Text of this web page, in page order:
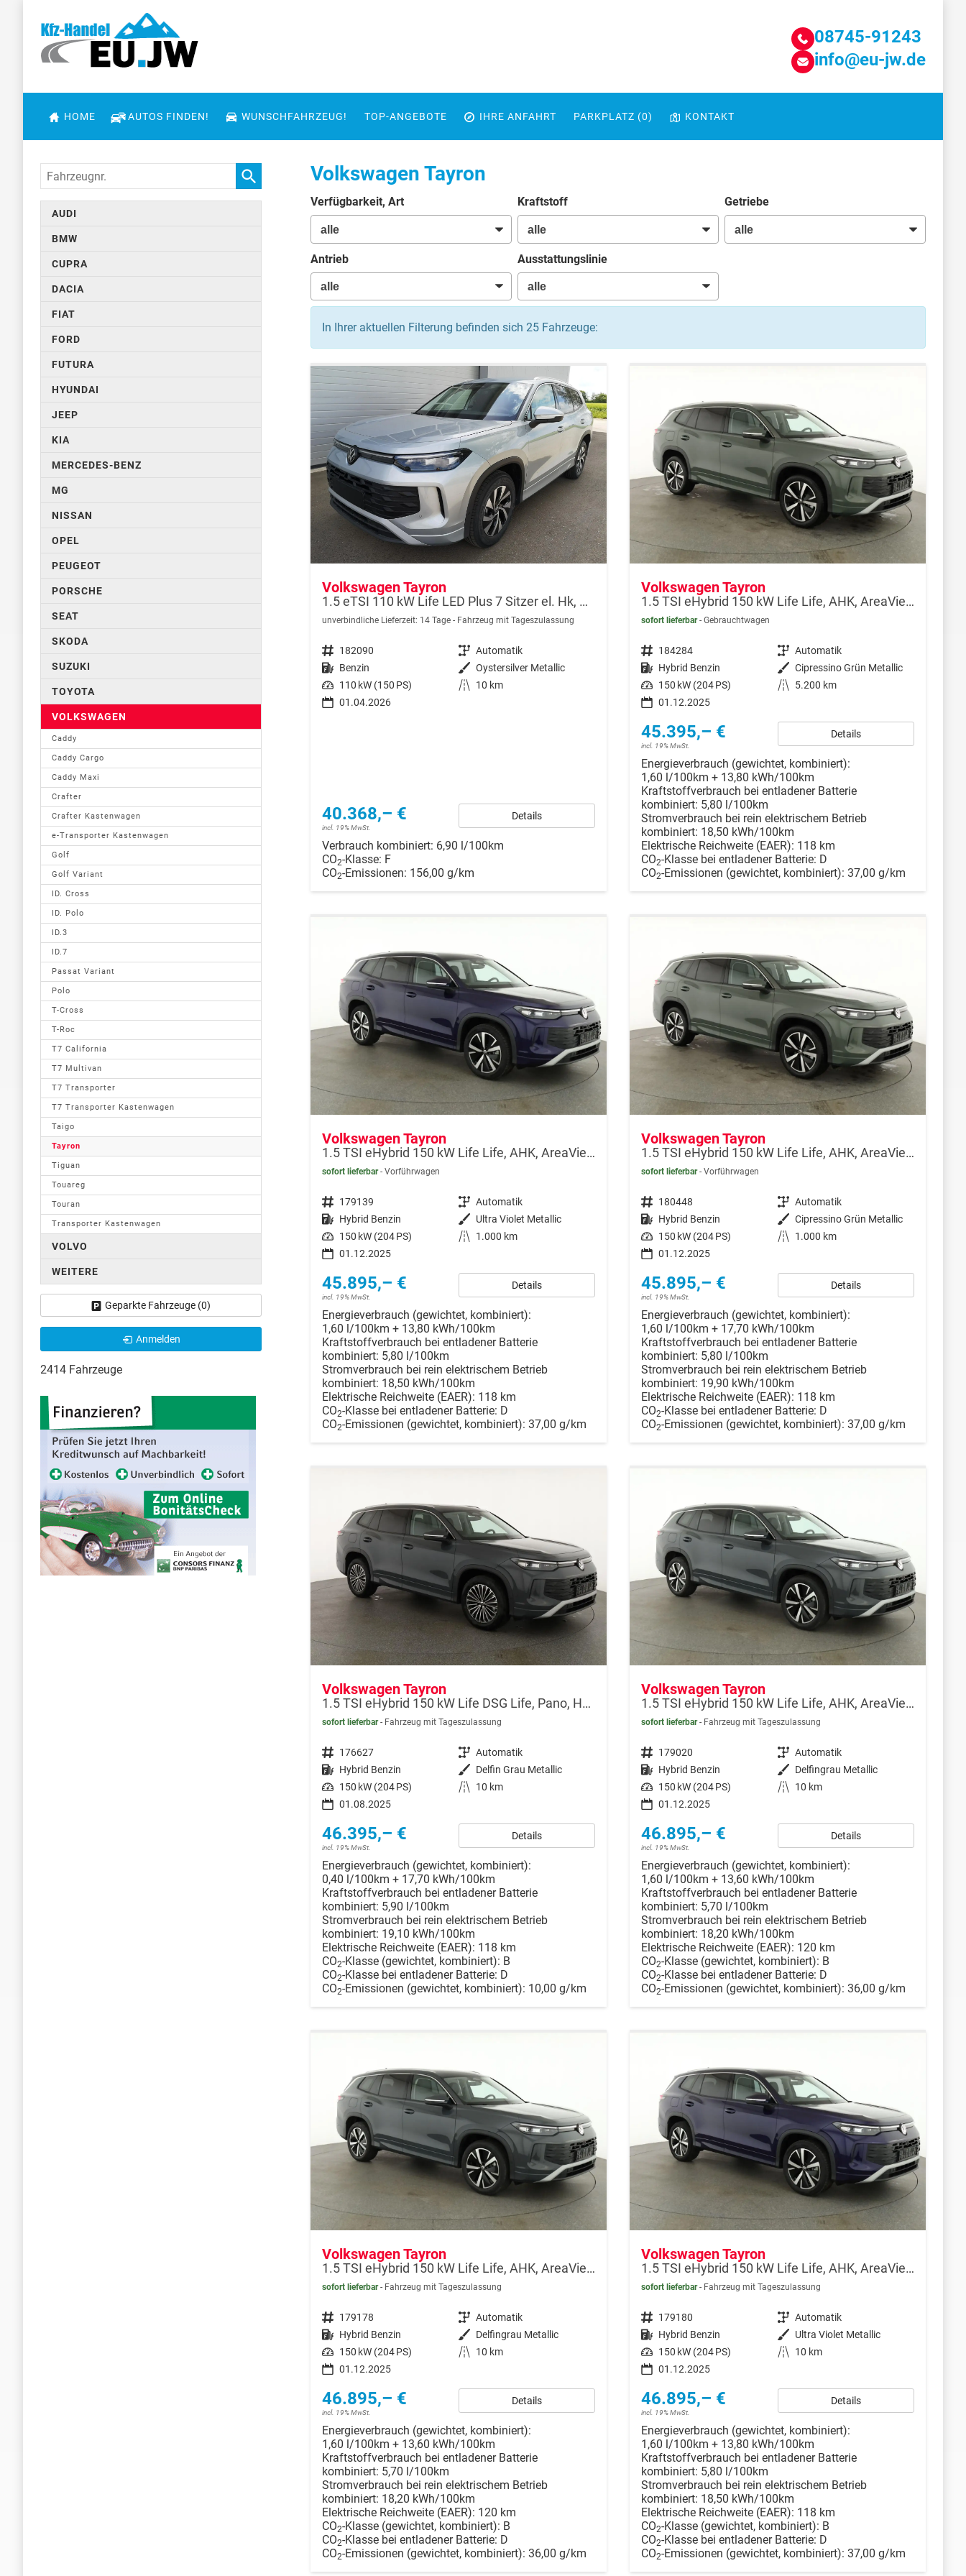
08745-91243
info@eu-jw.de
HOME AUTOS FINDEN! WUNSCHFAHRZEUG! TOP-ANGEBOTE IHRE ANFAHRT PARKPLATZ (0) KONTAKT
Volkswagen Tayron
Verfügbarkeit, Art Kraftstoff Getriebe
Antrieb Ausstattungslinie
In Ihrer aktuellen Filterung befinden sich 25Fahrzeuge:
Volkswagen Tayron
1.5 eTSI 110 kW Life LED Plus 7 Sitzer el. Hk, Kamera
unverbindliche Lieferzeit: 14 Tage Fahrzeug mit Tageszulassung
Fahrzeugnr. 182090 Getriebe Automatik
Kraftstoff Benzin Außenfarbe Oystersilver Metallic
Leistung 110 kW (150 PS) Kilometerstand
10 km
01.04.2026
40.368,– €
incl. 19% MwSt.
Details
Verbrauch kombiniert: 6,90 l/100km
CO2-Klasse: F
CO2-Emissionen: 156,00 g/km
Volkswagen Tayron
1.5 TSI eHybrid 150 kW Life Life, AHK, AreaView, Side, Navi, Winter, 5-J. Garantie
sofort lieferbar Gebrauchtwagen
Fahrzeugnr. 184284 Getriebe Automatik
Kraftstoff Hybrid Benzin Außenfarbe Cipressino Grün Metallic
Leistung 150 kW (204 PS) Kilometerstand
5.200 km
01.12.2025
45.395,– €
incl. 19% MwSt.
Details
Energieverbrauch (gewichtet, kombiniert):
1,60 l/100km + 13,80 kWh/100km
Kraftstoffverbrauch bei entladener Batterie
kombiniert: 5,80 l/100km
Stromverbrauch bei rein elektrischem Betrieb
kombiniert: 18,50 kWh/100km
Elektrische Reichweite (EAER): 118 km
CO2-Klasse bei entladener Batterie: D
CO2-Emissionen (gewichtet, kombiniert): 37,00 g/km
Volkswagen Tayron
1.5 TSI eHybrid 150 kW Life Life, AHK, AreaView, Side, Navi, Winter, 5-J. Garantie
sofort lieferbar Vorführwagen
Fahrzeugnr. 179139 Getriebe Automatik
Kraftstoff Hybrid Benzin Außenfarbe Ultra Violet Metallic
Leistung 150 kW (204 PS) Kilometerstand
1.000 km
01.12.2025
45.895,– €
incl. 19% MwSt.
Details
Energieverbrauch (gewichtet, kombiniert):
1,60 l/100km + 13,80 kWh/100km
Kraftstoffverbrauch bei entladener Batterie
kombiniert: 5,80 l/100km
Stromverbrauch bei rein elektrischem Betrieb
kombiniert: 18,50 kWh/100km
Elektrische Reichweite (EAER): 118 km
CO2-Klasse bei entladener Batterie: D
CO2-Emissionen (gewichtet, kombiniert): 37,00 g/km
Volkswagen Tayron
1.5 TSI eHybrid 150 kW Life Life, AHK, AreaView, Side, Navi, Winter, 5-J. Garantie
sofort lieferbar Vorführwagen
Fahrzeugnr. 180448 Getriebe Automatik
Kraftstoff Hybrid Benzin Außenfarbe Cipressino Grün Metallic
Leistung 150 kW (204 PS) Kilometerstand
1.000 km
01.12.2025
45.895,– €
incl. 19% MwSt.
Details
Energieverbrauch (gewichtet, kombiniert):
1,60 l/100km + 17,70 kWh/100km
Kraftstoffverbrauch bei entladener Batterie
kombiniert: 5,80 l/100km
Stromverbrauch bei rein elektrischem Betrieb
kombiniert: 19,90 kWh/100km
Elektrische Reichweite (EAER): 118 km
CO2-Klasse bei entladener Batterie: D
CO2-Emissionen (gewichtet, kombiniert): 37,00 g/km
Volkswagen Tayron
1.5 TSI eHybrid 150 kW Life DSG Life, Pano, HuD, AHK, LED-Plus, Navi, 18-Zoll, 5-J Garantie
sofort lieferbar Fahrzeug mit Tageszulassung
Fahrzeugnr. 176627 Getriebe Automatik
Kraftstoff Hybrid Benzin Außenfarbe Delfin Grau Metallic
Leistung 150 kW (204 PS) Kilometerstand
10 km
01.08.2025
46.395,– €
incl. 19% MwSt.
Details
Energieverbrauch (gewichtet, kombiniert):
0,40 l/100km + 17,70 kWh/100km
Kraftstoffverbrauch bei entladener Batterie
kombiniert: 5,90 l/100km
Stromverbrauch bei rein elektrischem Betrieb
kombiniert: 19,10 kWh/100km
Elektrische Reichweite (EAER): 118 km
CO2-Klasse (gewichtet, kombiniert): B
CO2-Klasse bei entladener Batterie: D
CO2-Emissionen (gewichtet, kombiniert): 10,00 g/km
Volkswagen Tayron
1.5 TSI eHybrid 150 kW Life Life, AHK, AreaView, Side, Navi, Winter, 5-J. Garantie
sofort lieferbar Fahrzeug mit Tageszulassung
Fahrzeugnr. 179020 Getriebe Automatik
Kraftstoff Hybrid Benzin Außenfarbe Delfingrau Metallic
Leistung 150 kW (204 PS) Kilometerstand
10 km
01.12.2025
46.895,– €
incl. 19% MwSt.
Details
Energieverbrauch (gewichtet, kombiniert):
1,60 l/100km + 13,60 kWh/100km
Kraftstoffverbrauch bei entladener Batterie
kombiniert: 5,70 l/100km
Stromverbrauch bei rein elektrischem Betrieb
kombiniert: 18,20 kWh/100km
Elektrische Reichweite (EAER): 120 km
CO2-Klasse (gewichtet, kombiniert): B
CO2-Klasse bei entladener Batterie: D
CO2-Emissionen (gewichtet, kombiniert): 36,00 g/km
Volkswagen Tayron
1.5 TSI eHybrid 150 kW Life Life, AHK, AreaView, Side, Navi, Winter, 5-J. Garantie
sofort lieferbar Fahrzeug mit Tageszulassung
Fahrzeugnr. 179178 Getriebe Automatik
Kraftstoff Hybrid Benzin Außenfarbe Delfingrau Metallic
Leistung 150 kW (204 PS) Kilometerstand
10 km
01.12.2025
46.895,– €
incl. 19% MwSt.
Details
Energieverbrauch (gewichtet, kombiniert):
1,60 l/100km + 13,60 kWh/100km
Kraftstoffverbrauch bei entladener Batterie
kombiniert: 5,70 l/100km
Stromverbrauch bei rein elektrischem Betrieb
kombiniert: 18,20 kWh/100km
Elektrische Reichweite (EAER): 120 km
CO2-Klasse (gewichtet, kombiniert): B
CO2-Klasse bei entladener Batterie: D
CO2-Emissionen (gewichtet, kombiniert): 36,00 g/km
Volkswagen Tayron
1.5 TSI eHybrid 150 kW Life Life, AHK, AreaView, Side, Navi, Winter, 5-J. Garantie
sofort lieferbar Fahrzeug mit Tageszulassung
Fahrzeugnr. 179180 Getriebe Automatik
Kraftstoff Hybrid Benzin Außenfarbe Ultra Violet Metallic
Leistung 150 kW (204 PS) Kilometerstand
10 km
01.12.2025
46.895,– €
incl. 19% MwSt.
Details
Energieverbrauch (gewichtet, kombiniert):
1,60 l/100km + 13,80 kWh/100km
Kraftstoffverbrauch bei entladener Batterie
kombiniert: 5,80 l/100km
Stromverbrauch bei rein elektrischem Betrieb
kombiniert: 18,50 kWh/100km
Elektrische Reichweite (EAER): 118 km
CO2-Klasse (gewichtet, kombiniert): B
CO2-Klasse bei entladener Batterie: D
CO2-Emissionen (gewichtet, kombiniert): 37,00 g/km
Fahrzeugnr.
AUDI
BMW
CUPRA
DACIA
FIAT
FORD
FUTURA
HYUNDAI
JEEP
KIA
MERCEDES-BENZ
MG
NISSAN
OPEL
PEUGEOT
PORSCHE
SEAT
SKODA
SUZUKI
TOYOTA
VOLKSWAGEN
Caddy
Caddy Cargo
Caddy Maxi
Crafter
Crafter Kastenwagen
e-Transporter Kastenwagen
Golf
Golf Variant
ID. Cross
ID. Polo
ID.3
ID.7
Passat Variant
Polo
T-Cross
T-Roc
T7 California
T7 Multivan
T7 Transporter
T7 Transporter Kastenwagen
Taigo
Tayron
Tiguan
Touareg
Touran
Transporter Kastenwagen
VOLVO
WEITERE
Geparkte Fahrzeuge (0)
Anmelden
2414 Fahrzeuge